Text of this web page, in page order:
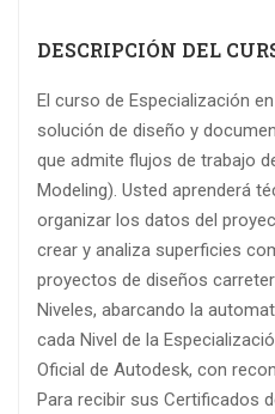
DESCRIPCIÓN DEL
El curso de Especialización
solución de diseño y
que admite flujos de trabajo
Modeling). Usted aprenderá
organizar los datos del
crear y analiza superficies
proyectos de diseños
Niveles, abarcando la
cada Nivel de la
Oficial de Autodesk, con
Para recibir sus Certificados